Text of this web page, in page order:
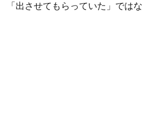
「出させてもらっていた」では